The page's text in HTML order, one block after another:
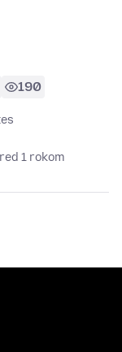
190
1 rokom